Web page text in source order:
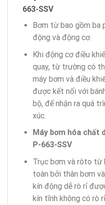
663-SSV
Bơm từ bao gồm ba
động và động cơ.
Khi động cơ điều
quay, từ trường có
máy bơm và điều
được kết nối với
bộ, để nhận ra quá
xúc.
Máy bơm hóa chất
P-663-SSV
Trục bơm và rôto từ
toàn bởi thân bơm
kín động dễ rò rỉ
kín tĩnh không có rò